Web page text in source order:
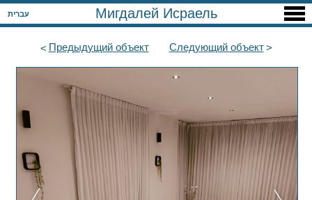
עברית Мигдалей Исраель
Предыдущийобъект Следующийобъект